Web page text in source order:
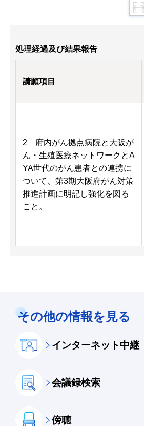
処理経過及び結果報告
請願項目
2 府内がん拠点病院と大阪が
ん・生殖医療ネットワークとA
YA世代のがん患者との連携に
ついて、第3期大阪府がん対策
推進計画に明記し強化を図る
こと。
その他の情報を見る
インターネット中継
会議録検索
傍聴